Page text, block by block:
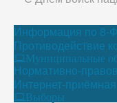
Информация по 8-
Противодействие
Муниципальные
Нормативно-
Интернет-приёмная
Выборы